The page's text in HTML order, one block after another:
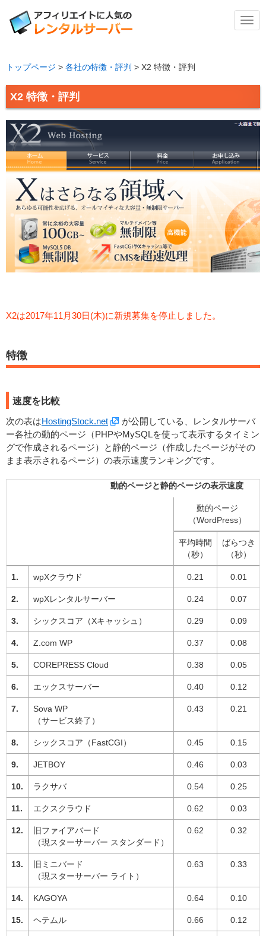
メ
ニ
トップページ > 各社の特徴・評判 > X2 特徴・評判
X2 特徴・評判
X2は2017年11月30日(木)に新規募集を停止しました。
特徴
速度を比較
次の表はHostingStock.net
が公開している、レンタルサーバ
ー各社の動的ページ（PHPやMySQLを使って表示するタイミン
グで作成されるページ）と静的ページ（作成したページがその
まま表示されるページ）の表示速度ランキングです。
動的ページと静的ページの表示速度
動的ページ
（WordPress）
平均時間
（秒）
ばらつき
（秒）
wpXクラウド 0.21 0.01
wpXレンタルサーバー 0.24 0.07
シックスコア（Xキャッシュ） 0.29 0.09
Z.com WP 0.37 0.08
COREPRESS Cloud 0.38 0.05
エックスサーバー 0.40 0.12
Sova WP
（サービス終了）
0.43 0.21
シックスコア（FastCGI） 0.45 0.15
JETBOY 0.46 0.03
ラクサバ 0.54 0.25
エクスクラウド 0.62 0.03
旧ファイアバード
（現スターサーバー スタンダード）
0.62 0.32
旧ミニバード
（現スターサーバー ライト）
0.63 0.33
KAGOYA 0.64 0.10
ヘテムル 0.66 0.12